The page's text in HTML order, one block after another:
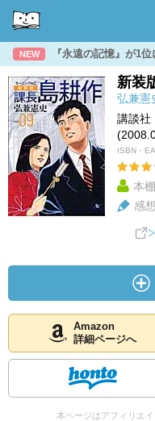
NEW 『永遠の記憶』が1
新装
弘兼憲
講談社
ISBN・
本
感
Amazon
詳細ページへ
本ページはアフィリエ